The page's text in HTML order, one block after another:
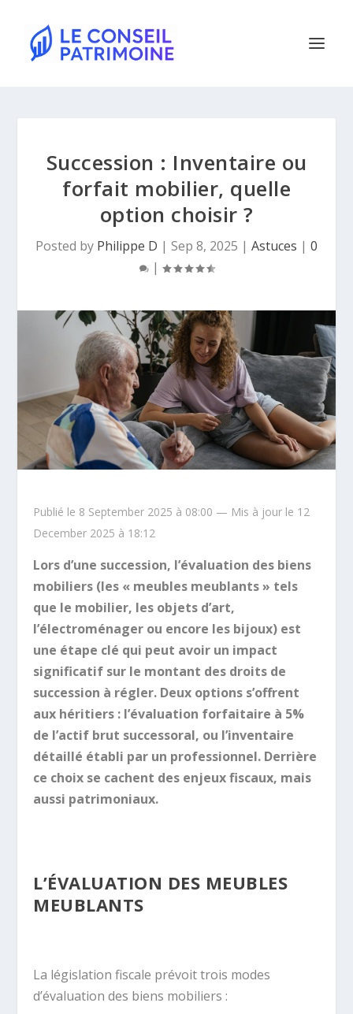
Succession : Inventaire ou
forfait mobilier, quelle
option choisir ?
Posted by Philippe D | Sep 8, 2025 | Astuces | 0
|
Publié le 8 September 2025 à 08:00 — Mis à jour le 12
December 2025 à 18:12
Lors d’une succession, l’évaluation des biens
mobiliers (les « meubles meublants » tels
que le mobilier, les objets d’art,
l’électroménager ou encore les bijoux) est
une étape clé qui peut avoir un impact
significatif sur le montant des droits de
succession à régler. Deux options s’offrent
aux héritiers : l’évaluation forfaitaire à 5%
de l’actif brut successoral, ou l’inventaire
détaillé établi par un professionnel. Derrière
ce choix se cachent des enjeux fiscaux, mais
aussi patrimoniaux.
L’ÉVALUATION DES MEUBLES
MEUBLANTS
La législation fiscale prévoit trois modes
d’évaluation des biens mobiliers :